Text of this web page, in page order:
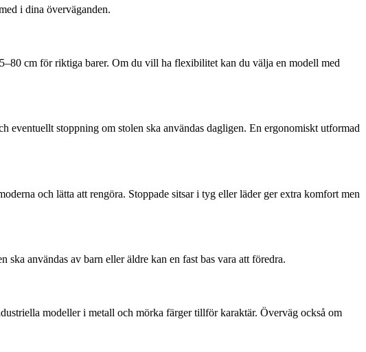
i dina överväganden.
cm för riktiga barer. Om du vill ha flexibilitet kan du välja en modell med
stoppning om stolen ska användas dagligen. En ergonomiskt utformad
och lätta att rengöra. Stoppade sitsar i tyg eller läder ger extra komfort men
användas av barn eller äldre kan en fast bas vara att föredra.
modeller i metall och mörka färger tillför karaktär. Överväg också om